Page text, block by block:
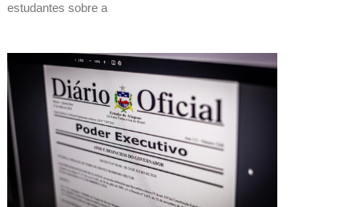
estudantes sobre a